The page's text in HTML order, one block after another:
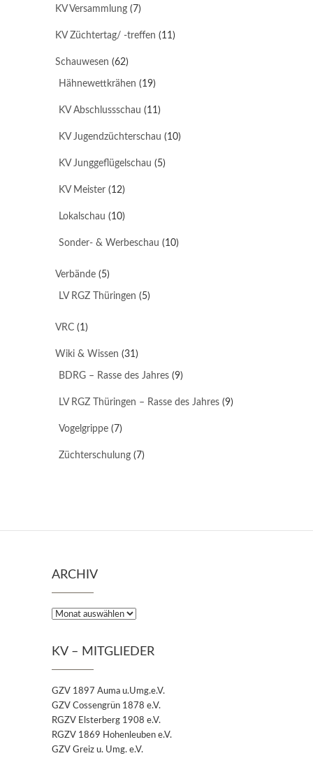
KV Versammlung (7)
KV Züchtertag/ -treffen (11)
Schauwesen (62)
Hähnewettkrähen (19)
KV Abschlussschau (11)
KV Jugendzüchterschau (10)
KV Junggeflügelschau (5)
KV Meister (12)
Lokalschau (10)
Sonder- & Werbeschau (10)
Verbände (5)
LV RGZ Thüringen (5)
VRC (1)
Wiki & Wissen (31)
BDRG – Rasse des Jahres (9)
LV RGZ Thüringen – Rasse des Jahres (9)
Vogelgrippe (7)
Züchterschulung (7)
ARCHIV
Archiv
KV – MITGLIEDER
GZV 1897 Auma u.Umg.e.V.
GZV Cossengrün 1878 e.V.
RGZV Elsterberg 1908 e.V.
RGZV 1869 Hohenleuben e.V.
GZV Greiz u. Umg. e.V.